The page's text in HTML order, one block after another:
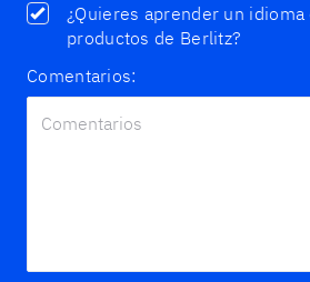
¿Quieres aprender un
productos de Berlitz?
Comentarios: